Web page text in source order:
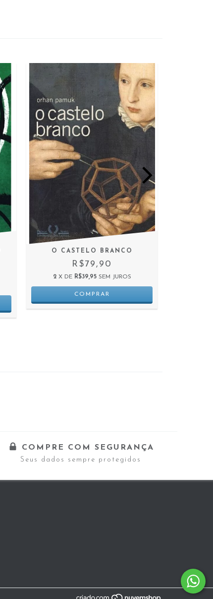
O CASTELO BRANCO
R$79,90
2 X DE R$39,95 SEM JUROS
COMPRE COM SEGURANÇA
Seus dados sempre protegidos